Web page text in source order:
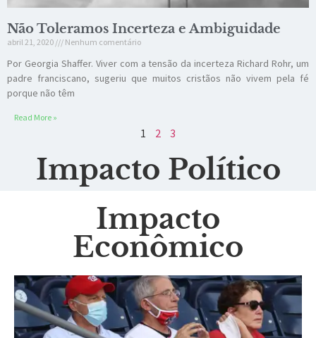
Não Toleramos Incerteza e Ambiguidade
abril 21, 2020 Nenhum comentário
Por Georgia Shaffer. Viver com a tensão da incerteza Richard Rohr, um
padre franciscano, sugeriu que muitos cristãos não vivem pela fé
porque não têm
Read More »
1 2 3
Impacto Político
Impacto
Econômico